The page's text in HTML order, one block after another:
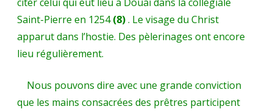
Saint-Pierre en 1254(8). Le visage du Christ
apparut dans l’hostie. Des pèlerinages ont encore
lieu régulièrement.
Nous pouvons dire avec une grande conviction
que les mains consacrées des prêtres participent